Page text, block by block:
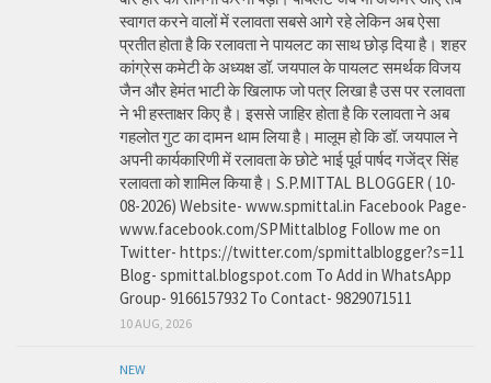
स्वागत करने वालों में रलावता सबसे आगे रहे लेकिन अब ऐसा
प्रतीत होता है कि रलावता ने पायलट का साथ छोड़ दिया है। शहर
कांग्रेस कमेटी के अध्यक्ष डॉ. जयपाल के पायलट समर्थक विजय
जैन और हेमंत भाटी के खिलाफ जो पत्र लिखा है उस पर रलावता
ने भी हस्ताक्षर किए है। इससे जाहिर होता है कि रलावता ने अब
गहलोत गुट का दामन थाम लिया है। मालूम हो कि डॉ. जयपाल ने
अपनी कार्यकारिणी में रलावता के छोटे भाई पूर्व पार्षद गजेंद्र सिंह
रलावता को शामिल किया है। S.P.MITTAL BLOGGER ( 10-
08-2026) Website- www.spmittal.in Facebook Page-
www.facebook.com/SPMittalblog Follow me on
Twitter- https://twitter.com/spmittalblogger?s=11
Blog- spmittal.blogspot.com To Add in WhatsApp
Group- 9166157932 To Contact- 9829071511
10 AUG, 2026
NEW